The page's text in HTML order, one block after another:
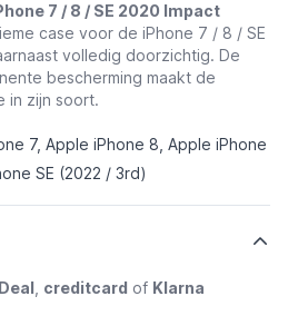
7 / 8 / SE 2020 Impact
case voor de iPhone 7 / 8 / SE
volledig doorzichtig. De
bescherming maakt de
in zijn soort.
7, Apple iPhone 8, Apple iPhone
SE (2022 / 3rd)
creditcard of Klarna